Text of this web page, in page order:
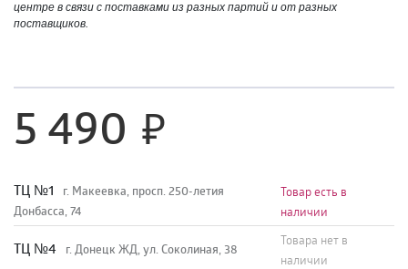
центре в связи с поставками из разных партий и от разных
поставщиков.
5 490
TЦ №1
г. Макеевка, просп. 250-летия
Донбасса, 74
Товар есть в
наличии
TЦ №4 г. Донецк ЖД, ул. Соколиная, 38
Товара нет в
наличии